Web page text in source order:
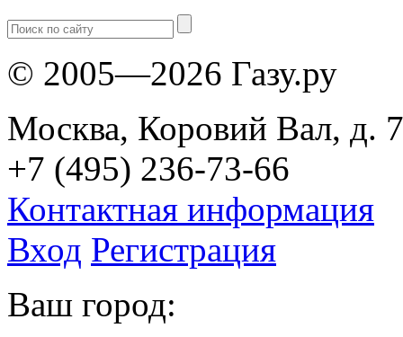
© 2005—2026 Газу.ру
Москва, Коровий Вал, д.
+7 (495) 236-73-66
Контактная информация
Вход Регистрация
Ваш город: